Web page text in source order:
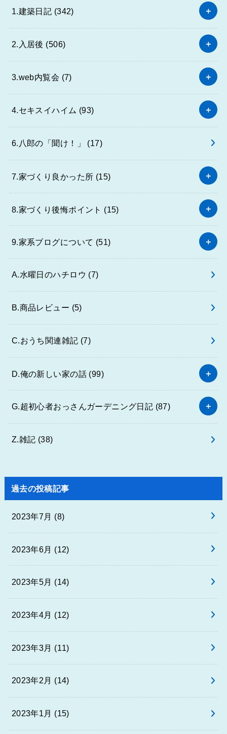
1.建築日記 (342)
2.入居後 (506)
3.web内覧会 (7)
4.セキスイハイム (93)
6.八郎の「聞け！」 (17)
7.家づくり良かった所 (15)
8.家づくり後悔ポイント (15)
9.家系ブログについて (51)
A.水曜日のハチロウ (7)
B.商品レビュー (5)
C.おうち関連雑記 (7)
D.俺の新しい家の話 (99)
G.超初心者おっさんガーデニング日記 (87)
Z.雑記 (38)
過去の投稿記事
2023年7月 (8)
2023年6月 (12)
2023年5月 (14)
2023年4月 (12)
2023年3月 (11)
2023年2月 (14)
2023年1月 (15)